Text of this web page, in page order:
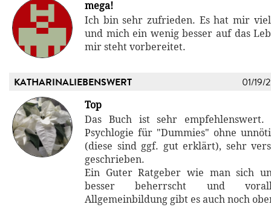
mega!
Ich bin sehr zufrieden. Es hat mir
und mich ein wenig besser auf das
mir steht vorbereitet.
KATHARINALIEBENSWERT 01/19/
Top
Das Buch ist sehr
Psychlogie für "Dummies" ohne
(diese sind ggf. gut erklärt), sehr
geschrieben.
Ein Guter Ratgeber wie man sich
besser beherrscht und
Allgemeinbildung gibt es auch noch